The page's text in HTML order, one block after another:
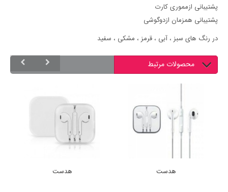
پشتیبانی ازمموری کارت
پشتیبانی همزمان ازدوگوشی
در رنگ های سبز ، آبی ، قرمز ، مشکی ، سفید
محصولات مرتبط
هدست هدست